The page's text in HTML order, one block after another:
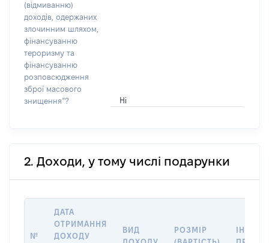
(відмиванню)
доходів, одержаних
злочинним шляхом,
фінансуванню
тероризму та
фінансуванню
розповсюдження
зброї масового
знищення”?
Ні
2. Доходи, у тому числі подарунки
№
ДАТА
ОТРИМАННЯ
ДОХОДУ
ВИД
РОЗМІР